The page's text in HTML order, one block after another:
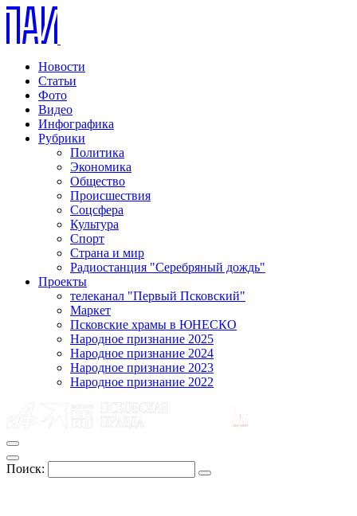
Новости
Статьи
Фото
Видео
Инфографика
Рубрики
Политика
Экономика
Общество
Происшествия
Соцсфера
Культура
Спорт
Страна и мир
Радиостанция "Серебряный дождь"
Проекты
телеканал "Первый Псковский"
Маркет
Псковские храмы в ЮНЕСКО
Народное признание 2025
Народное признание 2024
Народное признание 2023
Народное признание 2022
Поиск: